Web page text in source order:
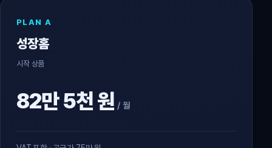
PLAN A
성장홈
시작 상품
82만 5천 원 / 월